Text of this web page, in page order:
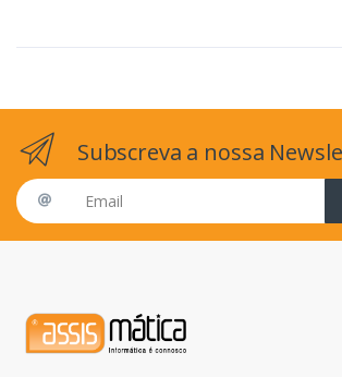
Subscreva a nossa
Email address